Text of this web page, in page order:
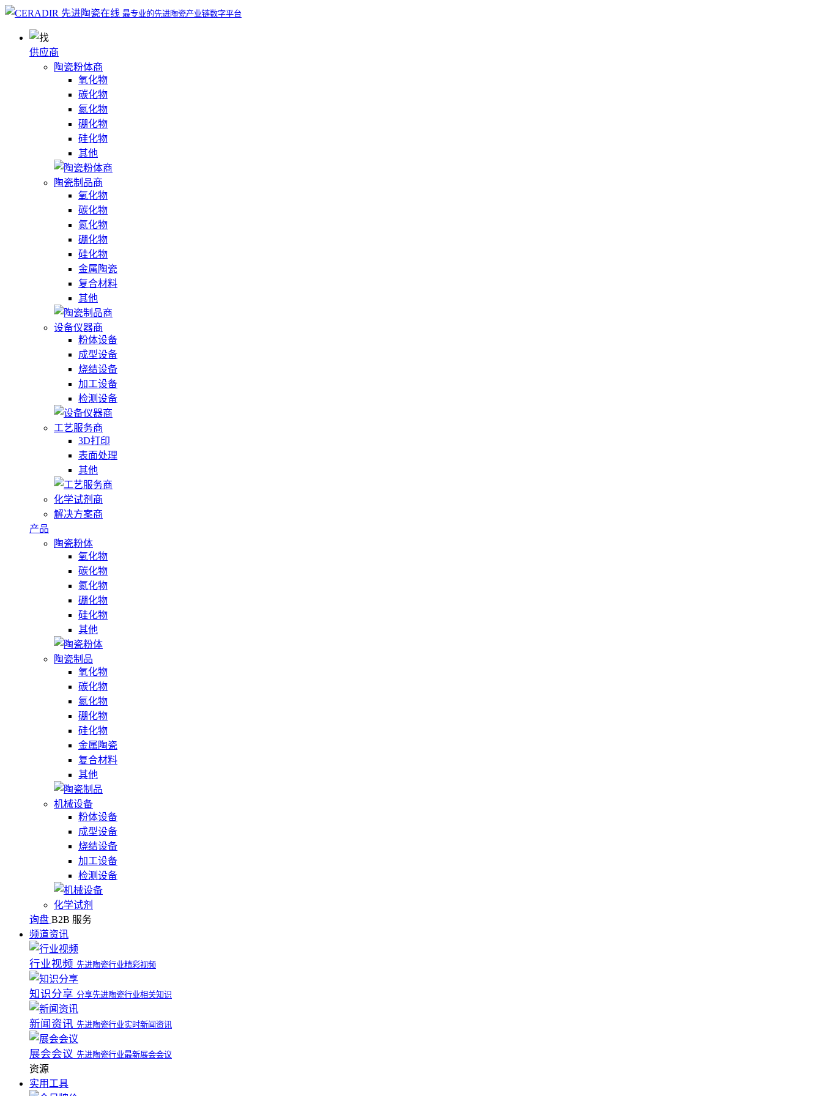
最专业的先进陶瓷产业链数字平台
供应商
陶瓷粉体商
氧化物
碳化物
氮化物
硼化物
硅化物
其他
陶瓷制品商
氧化物
碳化物
氮化物
硼化物
硅化物
金属陶瓷
复合材料
其他
设备仪器商
粉体设备
成型设备
烧结设备
加工设备
检测设备
工艺服务商
3D打印
表面处理
其他
化学试剂商
解决方案商
产品
陶瓷粉体
氧化物
碳化物
氮化物
硼化物
硅化物
其他
陶瓷制品
氧化物
碳化物
氮化物
硼化物
硅化物
金属陶瓷
复合材料
其他
机械设备
粉体设备
成型设备
烧结设备
加工设备
检测设备
化学试剂
询盘 B2B 服务
频道资讯
行业视频 先进陶瓷行业精彩视频
知识分享 分享先进陶瓷行业相关知识
新闻资讯 先进陶瓷行业实时新闻资讯
展会会议 先进陶瓷行业最新展会会议
资源
实用工具